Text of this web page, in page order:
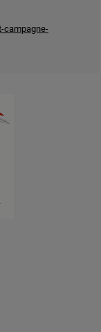
campagne-